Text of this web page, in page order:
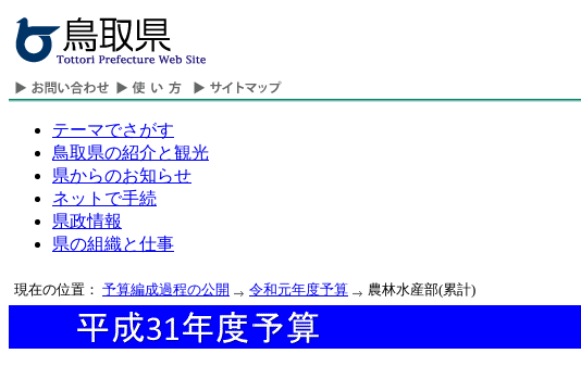
テーマでさがす
鳥取県の紹介と観光
県からのお知らせ
ネットで手続
県政情報
県の組織と仕事
現在の位置： 予算編成過程の公開 令和元年度予算 農林水産部(累計)